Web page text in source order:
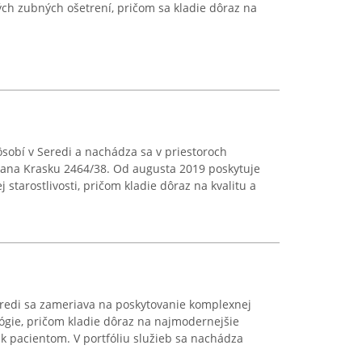
zubných ošetrení, pričom sa kladie dôraz na
v Seredi a nachádza sa v priestoroch
Krasku 2464/38. Od augusta 2019 poskytuje
starostlivosti, pričom kladie dôraz na kvalitu a
sa zameriava na poskytovanie komplexnej
pričom kladie dôraz na najmodernejšie
pacientom. V portfóliu služieb sa nachádza